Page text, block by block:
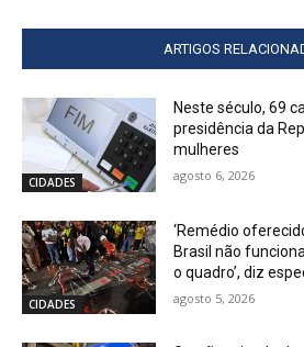
ARTIGOS
CIDADES
Neste século, 69
presidência da
mulheres
agosto 6, 2026
CIDADES
‘Remédio
Brasil não
o quadro’, diz
agosto 5, 2026